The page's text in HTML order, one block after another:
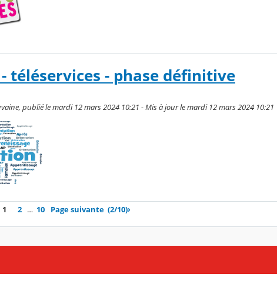
téléservices - phase définitive
publié le mardi 12 mars 2024 10:21 - Mis à jour le mardi 12 mars 2024 10:21
1 2 … 10 Page suivante (2/10)›